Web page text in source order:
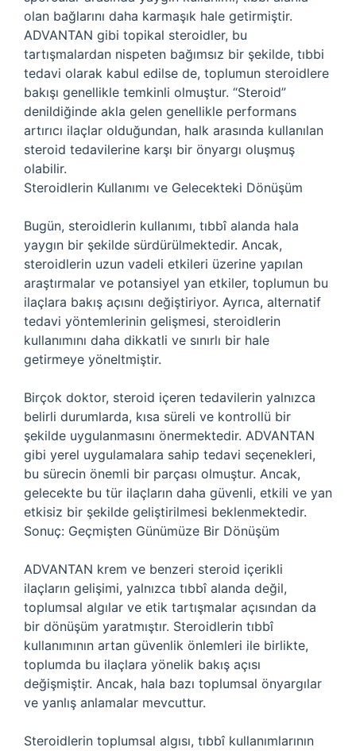
olan bağlarını daha karmaşık hale getirmiştir.
ADVANTAN gibi topikal steroidler, bu
tartışmalardan nispeten bağımsız bir şekilde, tıbbi
tedavi olarak kabul edilse de, toplumun steroidlere
bakışı genellikle temkinli olmuştur. “Steroid”
denildiğinde akla gelen genellikle performans
artırıcı ilaçlar olduğundan, halk arasında kullanılan
steroid tedavilerine karşı bir önyargı oluşmuş
olabilir.
Steroidlerin Kullanımı ve Gelecekteki Dönüşüm
Bugün, steroidlerin kullanımı, tıbbî alanda hala
yaygın bir şekilde sürdürülmektedir. Ancak,
steroidlerin uzun vadeli etkileri üzerine yapılan
araştırmalar ve potansiyel yan etkiler, toplumun bu
ilaçlara bakış açısını değiştiriyor. Ayrıca, alternatif
tedavi yöntemlerinin gelişmesi, steroidlerin
kullanımını daha dikkatli ve sınırlı bir hale
getirmeye yöneltmiştir.
Birçok doktor, steroid içeren tedavilerin yalnızca
belirli durumlarda, kısa süreli ve kontrollü bir
şekilde uygulanmasını önermektedir. ADVANTAN
gibi yerel uygulamalara sahip tedavi seçenekleri,
bu sürecin önemli bir parçası olmuştur. Ancak,
gelecekte bu tür ilaçların daha güvenli, etkili ve yan
etkisiz bir şekilde geliştirilmesi beklenmektedir.
Sonuç: Geçmişten Günümüze Bir Dönüşüm
ADVANTAN krem ve benzeri steroid içerikli
ilaçların gelişimi, yalnızca tıbbî alanda değil,
toplumsal algılar ve etik tartışmalar açısından da
bir dönüşüm yaratmıştır. Steroidlerin tıbbî
kullanımının artan güvenlik önlemleri ile birlikte,
toplumda bu ilaçlara yönelik bakış açısı
değişmiştir. Ancak, hala bazı toplumsal önyargılar
ve yanlış anlamalar mevcuttur.
Steroidlerin toplumsal algısı, tıbbî kullanımlarının